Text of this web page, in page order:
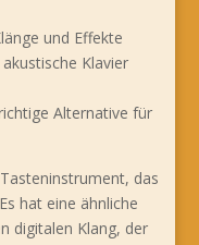
und Effekte
Klavier
Alternative für
das
hat eine ähnliche
digitalen Klang, der